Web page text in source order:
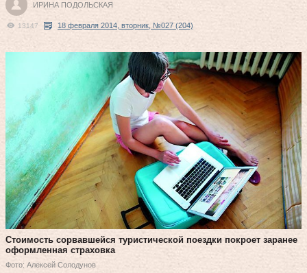
ИРИНА ПОДОЛЬСКАЯ
13147 18 февраля 2014, вторник, №027 (204)
Стоимость сорвавшейся туристической поездки покроет заранее
оформленная страховка
Фото: Алексей Солодунов